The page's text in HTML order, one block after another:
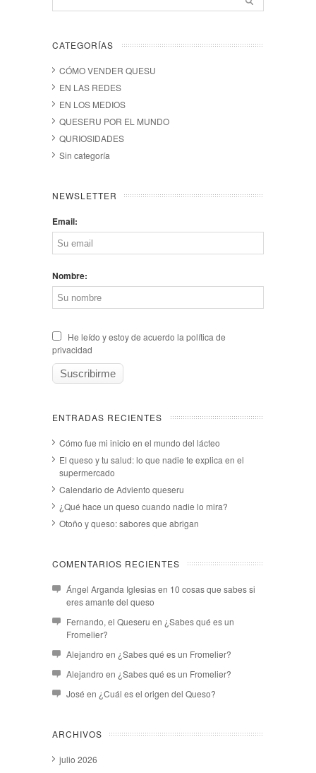
CATEGORÍAS
CÓMO VENDER QUESU
EN LAS REDES
EN LOS MEDIOS
QUESERU POR EL MUNDO
QURIOSIDADES
Sin categoría
NEWSLETTER
Email:
Nombre:
He leído y estoy de acuerdo la política de
privacidad
ENTRADAS RECIENTES
Cómo fue mi inicio en el mundo del lácteo
El queso y tu salud: lo que nadie te explica en el
supermercado
Calendario de Adviento queseru
¿Qué hace un queso cuando nadie lo mira?
Otoño y queso: sabores que abrigan
COMENTARIOS RECIENTES
Ángel Arganda Iglesiasen 10 cosas que sabes si
eres amante del queso
Fernando, el Queseru en ¿Sabes qué es un
Fromelier?
Alejandro en ¿Sabes qué es un Fromelier?
Alejandro en ¿Sabes qué es un Fromelier?
José en ¿Cuál es el origen del Queso?
ARCHIVOS
julio 2026